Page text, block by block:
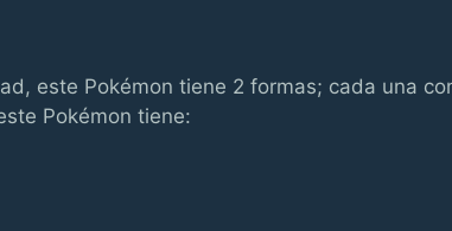
este Pokémon tiene 2 formas; cada una
Pokémon tiene: